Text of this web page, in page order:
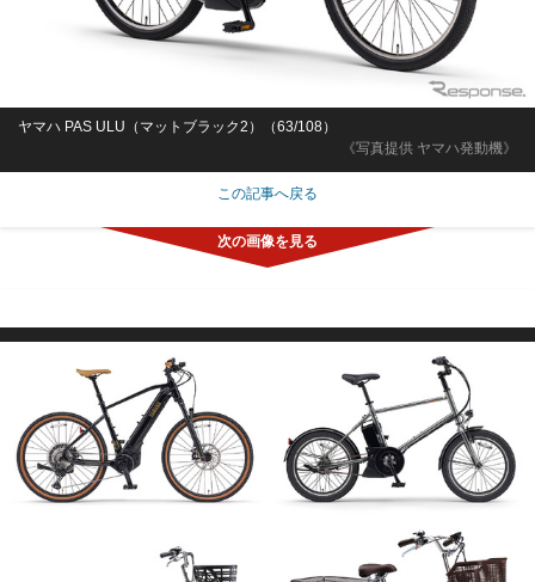
《写真提供 ヤマハ発動機》
ヤマハ PAS ULU（マットブラック2）（63/108）
この記事へ戻る